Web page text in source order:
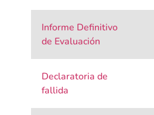
Informe Definitivo
de Evaluación
Declaratoria de
fallida